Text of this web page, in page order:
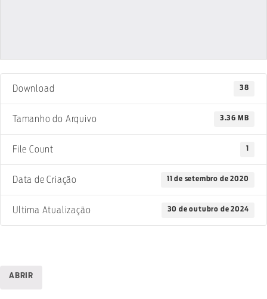
Download 38
Tamanho do Arquivo 3.36 MB
File Count 1
Data de Criação 11 de setembro de 2020
Ultima Atualização 30 de outubro de 2024
ABRIR